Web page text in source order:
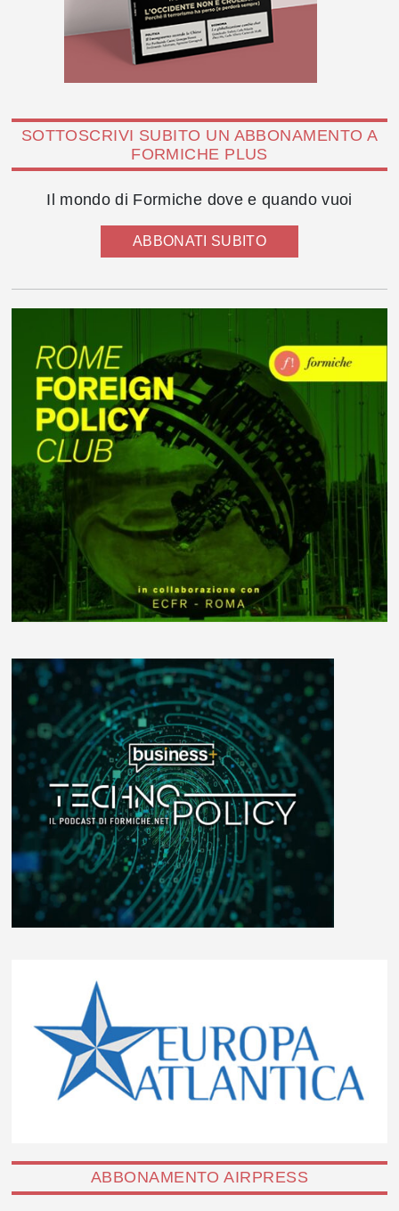
SOTTOSCRIVI SUBITO UN ABBONAMENTO A
FORMICHE PLUS
Il mondo di Formiche dove e quando vuoi
ABBONATI SUBITO
ABBONAMENTO AIRPRESS